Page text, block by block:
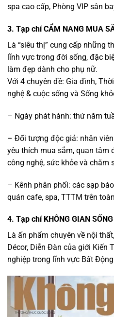
spa cao cấp, Phòng VIP sân
3. Tạp chí CẨM NANG MUA
Là “siêu thị” cung cấp những
lĩnh vực trong đời sống, đặc
làm đẹp dành cho phụ nữ.
Với 4 chuyên đề: Gia đình,
nghệ & cuộc sống và Sống
– Ngày phát hành: thứ năm
– Đối tượng độc giả: nhân
yêu thích mua sắm, quan tâm
công nghệ, sức khỏe và chăm
– Kênh phân phối: các sạp
quán cafe, spa, TTTM trên
4. Tạp chí KHÔNG GIAN SỐNG
Là ấn phẩm chuyên về nội
Décor, Diễn Đàn của giới Kiến
nghiệp trong lĩnh vực Bất